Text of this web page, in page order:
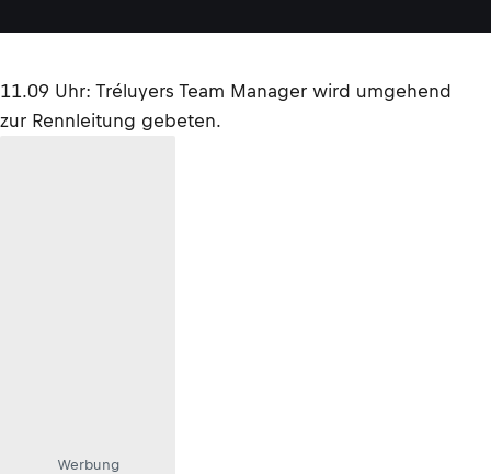
11.09 Uhr: Tréluyers Team Manager wird umgehend
zur Rennleitung gebeten.
Werbung